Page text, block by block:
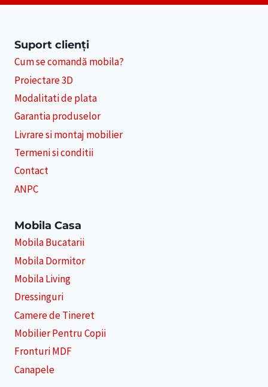
Suport clienți
Cum se comandă mobila?
Proiectare 3D
Modalitati de plata
Garantia produselor
Livrare si montaj mobilier
Termeni si conditii
Contact
ANPC
Mobila Casa
Mobila Bucatarii
Mobila Dormitor
Mobila Living
Dressinguri
Camere de Tineret
Mobilier Pentru Copii
Fronturi MDF
Canapele